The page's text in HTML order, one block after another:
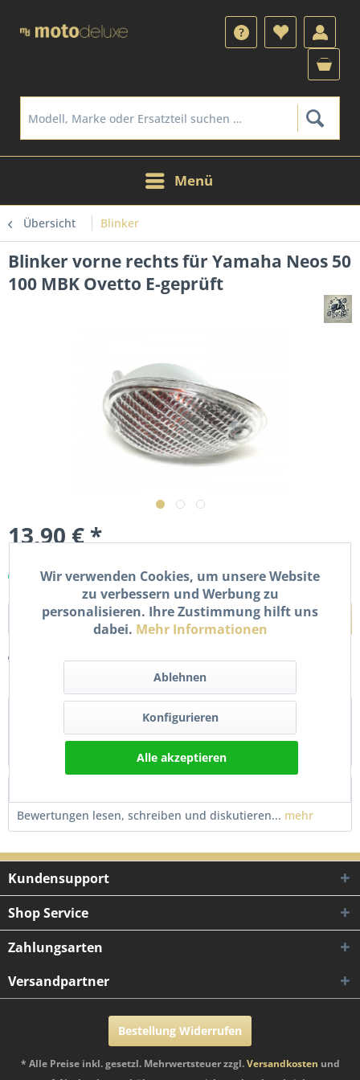
Menü
Übersicht Blinker
Blinker vorne rechts für Yamaha Neos 50
100 MBK Ovetto E-geprüft
13,90 € *
Sofort versandfertig, Lieferzeit ca. 1-2 Werktage
In denWarenkorb
Merken Bewerten
Blinker vorne rechts für Yamaha Neos 50 100 und MBK
Ovetto Neuer, hochwertiger Blinker mit...
Bewertungen lesen, schreiben und diskutieren... mehr
Kundensupport
Shop Service
Zahlungsarten
Versandpartner
Bestellung Widerrufen
* Alle Preise inkl. gesetzl. Mehrwertsteuer zzgl.Versandkosten und
Wir verwenden Cookies, um unsere Website
zu verbessern und Werbung zu
personalisieren. Ihre Zustimmung hilft uns
dabei. Mehr Informationen
Ablehnen
Konfigurieren
Alle akzeptieren